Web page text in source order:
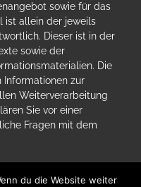
sowie für das
ist allein der jeweils
Dieser ist in der
sowie der
Die
Informationen zur
Weiterverarbeitung
Sie vor einer
Fragen mit dem
du die Website weiter